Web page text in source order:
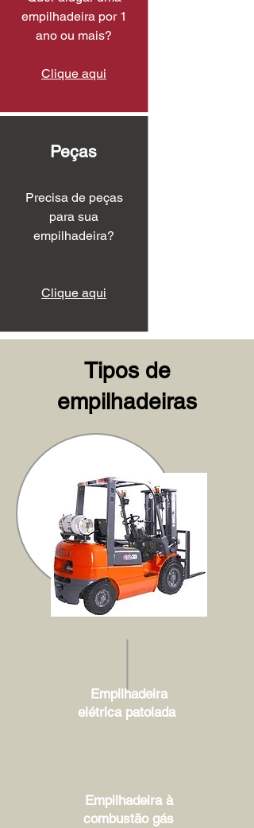
empilhadeira por 1
ano ou mais?
Clique aqui
Peças
Precisa de peças
para sua
empilhadeira?
Clique aqui
Tipos de
empilhadeiras
Empilhadeira
elétrica patolada
Empilhadeira à
combustão gás